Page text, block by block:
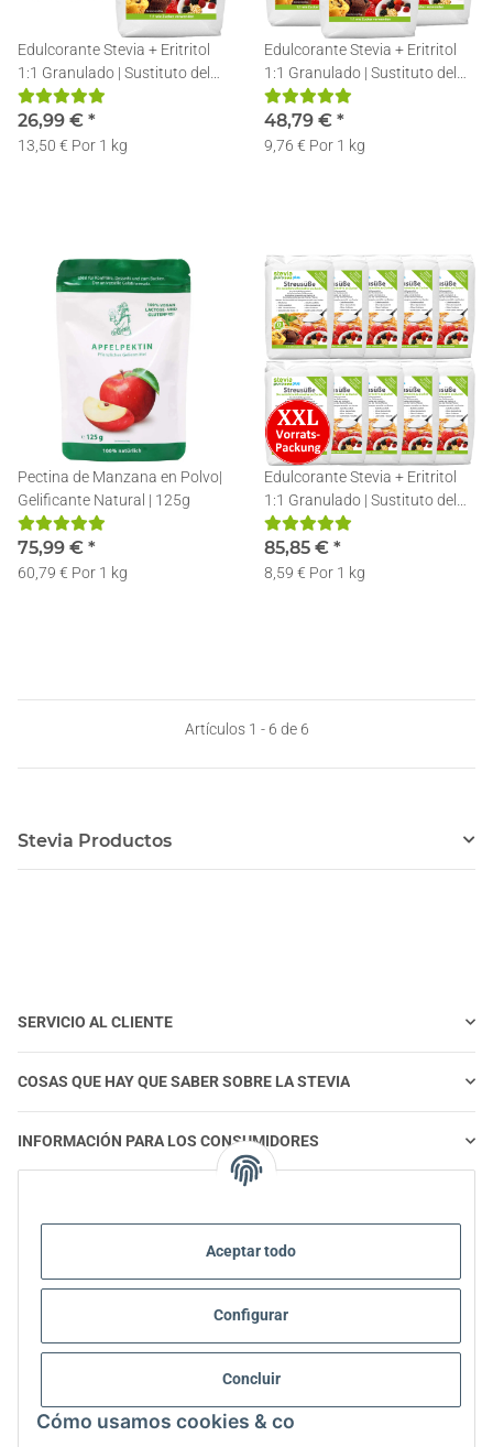
Aceptar todo
Configurar
Concluir
Cómo usamos cookies & co
Edulcorante Stevia + Eritritol
1:1 Granulado | Sustituto del
Azúcar | Endulzante de Eritritol
y Estevia | 2x1kg
26,99 € *
13,50 € Por 1 kg
Edulcorante Stevia + Eritritol
1:1 Granulado | Sustituto del
Azúcar | Endulzante de Eritritol
y Estevia | 5x1kg
48,79 € *
9,76 € Por 1 kg
Pectina de Manzana en Polvo|
Gelificante Natural | 125g
75,99 € *
60,79 € Por 1 kg
Edulcorante Stevia + Eritritol
1:1 Granulado | Sustituto del
Azúcar | Endulzante de Eritritol
y Estevia | 10x1kg
85,85 € *
8,59 € Por 1 kg
Artículos 1 - 6 de 6
Stevia Productos
SERVICIO AL CLIENTE
COSAS QUE HAY QUE SABER SOBRE LA STEVIA
INFORMACIÓN PARA LOS CONSUMIDORES
STEVIA | PREGUNTAS Y RESPUESTAS
INFORMACIÓN SOBRE EL PRODUCTO STEVIA